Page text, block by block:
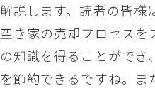
解説します。読者の皆様
空き家の売却プロセスを
の知識を得ることができ
を節約できるですね。ま